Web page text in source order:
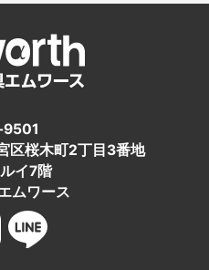
区桜木町2丁目3番地
イ7階
ムワース